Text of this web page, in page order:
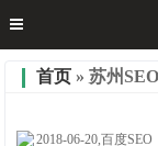
首页 » 苏州